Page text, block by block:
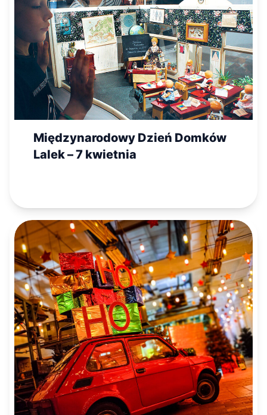
Międzynarodowy Dzień Domków
Lalek – 7 kwietnia